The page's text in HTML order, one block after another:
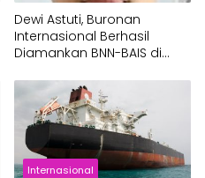
Dewi Astuti, Buronan
Internasional Berhasil
Diamankan BNN-BAIS di
Internasional